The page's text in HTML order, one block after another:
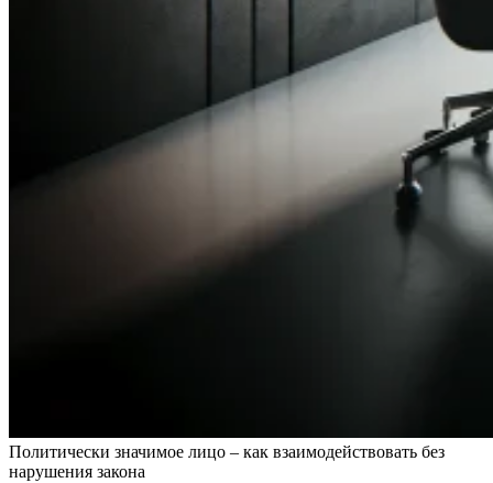
Политически значимое лицо – как взаимодействовать без
нарушения закона